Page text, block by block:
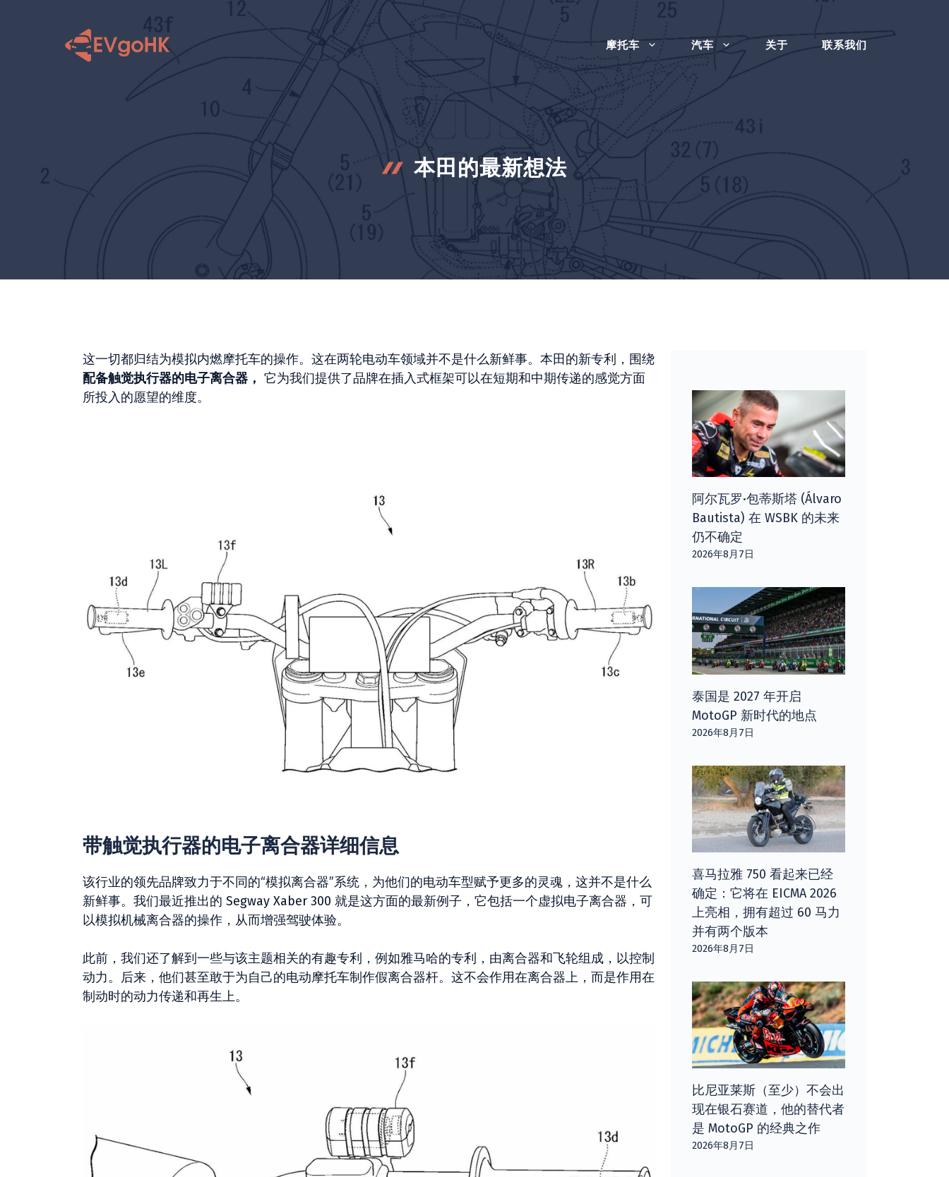
摩托车 汽车 关于 联系我们
本田的最新想法
这一切都归结为模拟内燃摩托车的操作。这在两轮电动车领域并不是什么新鲜事。本田的新专利，围绕
配备触觉执行器的电子离合器， 它为我们提供了品牌在插入式框架可以在短期和中期传递的感觉方面
所投入的愿望的维度。
带触觉执行器的电子离合器详细信息
该行业的领先品牌致力于不同的“模拟离合器”系统，为他们的电动车型赋予更多的灵魂，这并不是什么
新鲜事。我们最近推出的 Segway Xaber 300 就是这方面的最新例子，它包括一个虚拟电子离合器，可
以模拟机械离合器的操作，从而增强驾驶体验。
此前，我们还了解到一些与该主题相关的有趣专利，例如雅马哈的专利，由离合器和飞轮组成，以控制
动力。后来，他们甚至敢于为自己的电动摩托车制作假离合器杆。这不会作用在离合器上，而是作用在
制动时的动力传递和再生上。
阿尔瓦罗·包蒂斯塔 (Álvaro
Bautista) 在 WSBK 的未来
仍不确定
2026年8月7日
泰国是 2027 年开启
MotoGP 新时代的地点
2026年8月7日
喜马拉雅 750 看起来已经
确定：它将在 EICMA 2026
上亮相，拥有超过 60 马力
并有两个版本
2026年8月7日
比尼亚莱斯（至少）不会出
现在银石赛道，他的替代者
是 MotoGP 的经典之作
2026年8月7日